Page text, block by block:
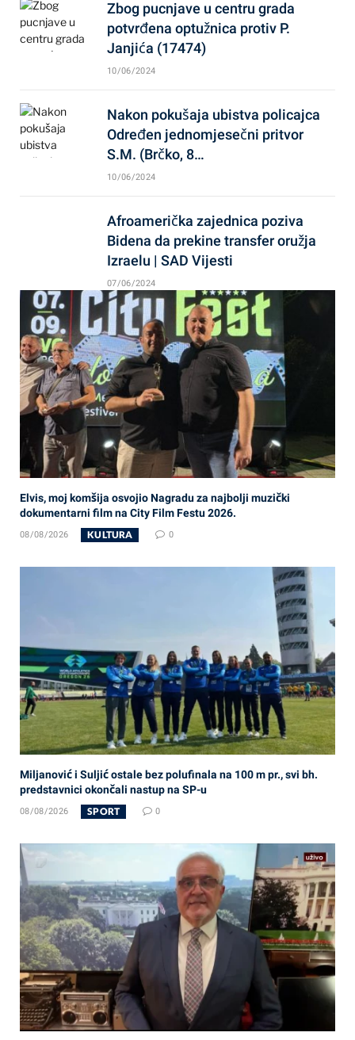
Zbog pucnjave u centru grada
potvrđena optužnica protiv P.
Janjića (17474)
10/06/2024
Nakon pokušaja ubistva policajca
Određen jednomjesečni pritvor
S.M. (Brčko, 8…
10/06/2024
Afroamerička zajednica poziva
Bidena da prekine transfer oružja
Izraelu | SAD Vijesti
07/06/2024
Elvis, moj komšija osvojio Nagradu za najbolji muzički
dokumentarni film na City Film Festu 2026.
08/08/2026 KULTURA 0
Miljanović i Suljić ostale bez polufinala na 100 m pr., svi bh.
predstavnici okončali nastup na SP-u
08/08/2026 SPORT 0